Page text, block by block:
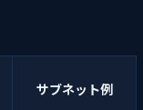
サブネット例